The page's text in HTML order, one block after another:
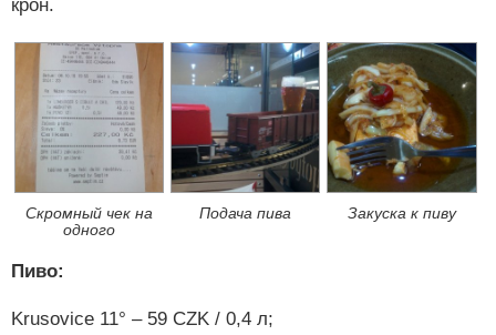
крон.
Скромный чек на
одного
Подача пива Закуска к пиву
Пиво:
Krusovice 11° – 59 CZK / 0,4 л;